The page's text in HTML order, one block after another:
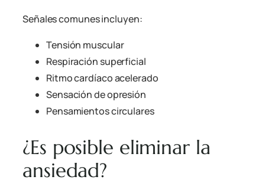
Señales comunes incluyen:
Tensión muscular
Respiración superficial
Ritmo cardíaco acelerado
Sensación de opresión
Pensamientos circulares
¿Es posible eliminar la
ansiedad?